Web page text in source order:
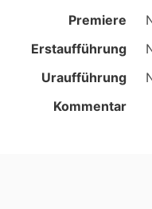
Premiere
Erstaufführung
Uraufführung
Kommentar